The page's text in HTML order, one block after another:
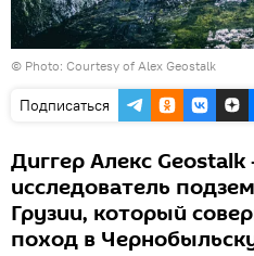
© Photo: Courtesy of Alex Geostalk
Подписаться
Диггер Алекс
исследователь
Грузии, который
поход в